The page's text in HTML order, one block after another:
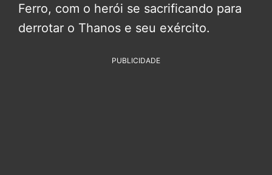
Ferro, com o herói se sacrificando para
derrotar o Thanos e seu exército.
PUBLICIDADE